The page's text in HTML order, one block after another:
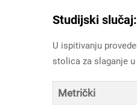
Studijski
U ispitivanju
stolica za slaganje
Metrički